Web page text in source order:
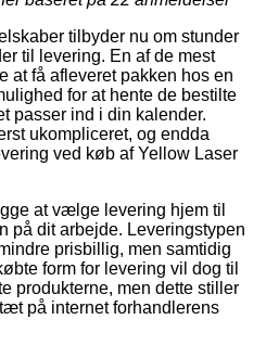
tilbyder nu om stunder
til levering. En af de mest
få afleveret pakken hos en
for at hente de bestilte
passer ind i din kalender.
ukompliceret, og endda
ved køb af Yellow Laser
at vælge levering hjem til
på dit arbejde. Leveringstypen
prisbillig, men samtidig
form for levering vil dog til
produkterne, men dette stiller
på internet forhandlerens